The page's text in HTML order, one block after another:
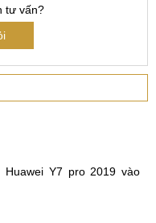
chúng tôi
khi thay mặt kính
là yếu tố quyết định
Huawei Y7 Pro 2019.
được cửa hàng sửa
tư vấn?
Y7 pro 2019 vào